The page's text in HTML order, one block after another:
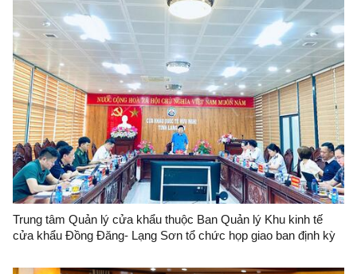
Trung tâm Quản lý cửa khẩu thuộc Ban Quản lý Khu kinh tế
cửa khẩu Đồng Đăng- Lạng Sơn tổ chức họp giao ban định kỳ